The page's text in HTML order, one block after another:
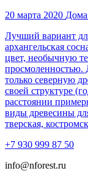
20 марта 2020 Дома
​Лучший вариант
архангельская
цвет, необычную
просмоленностью.
только северную
своей структуре
расстоянии
виды древесины
тверская,
+7 930 999 87 50
info@nforest.ru